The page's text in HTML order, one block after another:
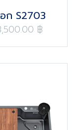
ก S2703
฿